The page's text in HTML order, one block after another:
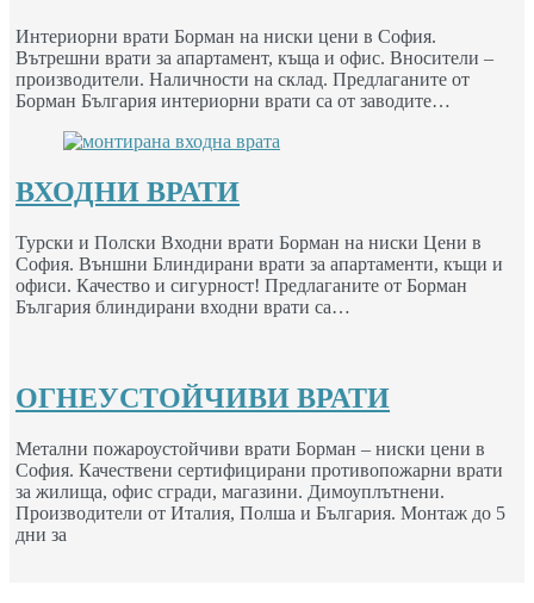
Интериорни врати Борман на ниски цени в София.
Вътрешни врати за апартамент, къща и офис. Вносители –
производители. Наличности на склад. Предлаганите от
Борман България интериорни врати са от заводите…
ВХОДНИ ВРАТИ
Турски и Полски Входни врати Борман на ниски Цени в
София. Външни Блиндирани врати за апартаменти, къщи и
офиси. Качество и сигурност! Предлаганите от Борман
България блиндирани входни врати са…
ОГНЕУСТОЙЧИВИ ВРАТИ
Метални пожароустойчиви врати Борман – ниски цени в
София. Качествени сертифицирани противопожарни врати
за жилища, офис сгради, магазини. Димоуплътнени.
Производители от Италия, Полша и България. Монтаж до 5
дни за